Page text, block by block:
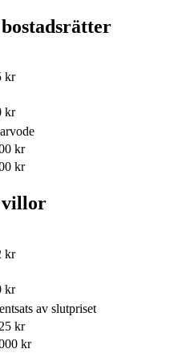
kr
kr
kr
kr
villor
kr
kr
av slutpriset
kr
kr